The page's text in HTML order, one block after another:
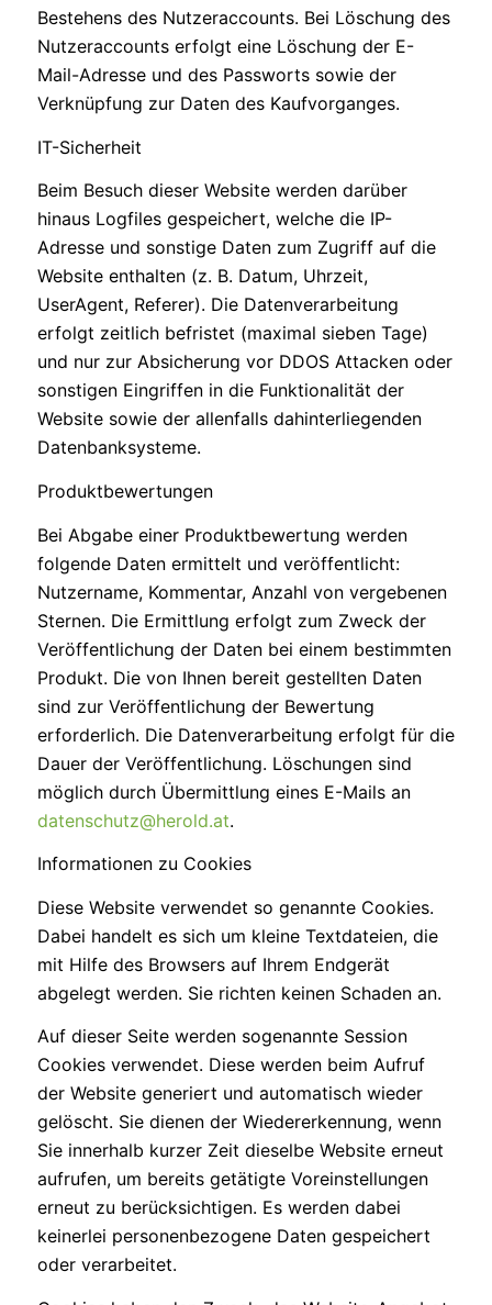
Bestehens des Nutzeraccounts. Bei Löschung des
Nutzeraccounts erfolgt eine Löschung der E-
Mail-Adresse und des Passworts sowie der
Verknüpfung zur Daten des Kaufvorganges.
IT-Sicherheit
Beim Besuch dieser Website werden darüber
hinaus Logfiles gespeichert, welche die IP-
Adresse und sonstige Daten zum Zugriff auf die
Website enthalten (z. B. Datum, Uhrzeit,
UserAgent, Referer). Die Datenverarbeitung
erfolgt zeitlich befristet (maximal sieben Tage)
und nur zur Absicherung vor DDOS Attacken oder
sonstigen Eingriffen in die Funktionalität der
Website sowie der allenfalls dahinterliegenden
Datenbanksysteme.
Produktbewertungen
Bei Abgabe einer Produktbewertung werden
folgende Daten ermittelt und veröffentlicht:
Nutzername, Kommentar, Anzahl von vergebenen
Sternen. Die Ermittlung erfolgt zum Zweck der
Veröffentlichung der Daten bei einem bestimmten
Produkt. Die von Ihnen bereit gestellten Daten
sind zur Veröffentlichung der Bewertung
erforderlich. Die Datenverarbeitung erfolgt für die
Dauer der Veröffentlichung. Löschungen sind
möglich durch Übermittlung eines E-Mails an
datenschutz@herold.at.
Informationen zu Cookies
Diese Website verwendet so genannte Cookies.
Dabei handelt es sich um kleine Textdateien, die
mit Hilfe des Browsers auf Ihrem Endgerät
abgelegt werden. Sie richten keinen Schaden an.
Auf dieser Seite werden sogenannte Session
Cookies verwendet. Diese werden beim Aufruf
der Website generiert und automatisch wieder
gelöscht. Sie dienen der Wiedererkennung, wenn
Sie innerhalb kurzer Zeit dieselbe Website erneut
aufrufen, um bereits getätigte Voreinstellungen
erneut zu berücksichtigen. Es werden dabei
keinerlei personenbezogene Daten gespeichert
oder verarbeitet.